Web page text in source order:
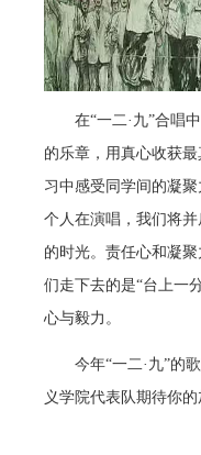
在“一二·九”合唱
的乐章，用真心收获
习中感受同学间的凝
个人在演唱，我们将
的时光。责任心和凝
们走下去的是“台上一
心与毅力。
今年“一二·九”的
义学院代表队期待你的